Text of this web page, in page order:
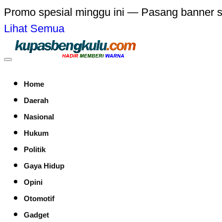
Promo spesial minggu ini — Pasang banner
Lihat Semua
Home
Daerah
Nasional
Hukum
Politik
Gaya Hidup
Opini
Otomotif
Gadget